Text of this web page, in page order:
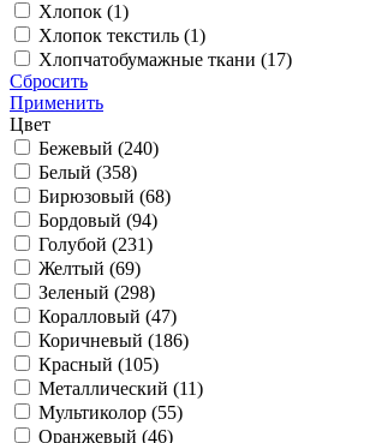
Хлопок (1)
Хлопок текстиль (1)
Хлопчатобумажные ткани (17)
Сбросить
Применить
Цвет
Бежевый (240)
Белый (358)
Бирюзовый (68)
Бордовый (94)
Голубой (231)
Желтый (69)
Зеленый (298)
Коралловый (47)
Коричневый (186)
Красный (105)
Металлический (11)
Мультиколор (55)
Оранжевый (46)